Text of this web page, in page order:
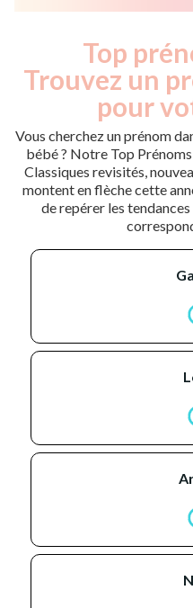
Top
Trouvez un
pour
Vous cherchez un prénom
bébé ? Notre Top
Classiques revisités,
montent en flèche cette
de repérer les